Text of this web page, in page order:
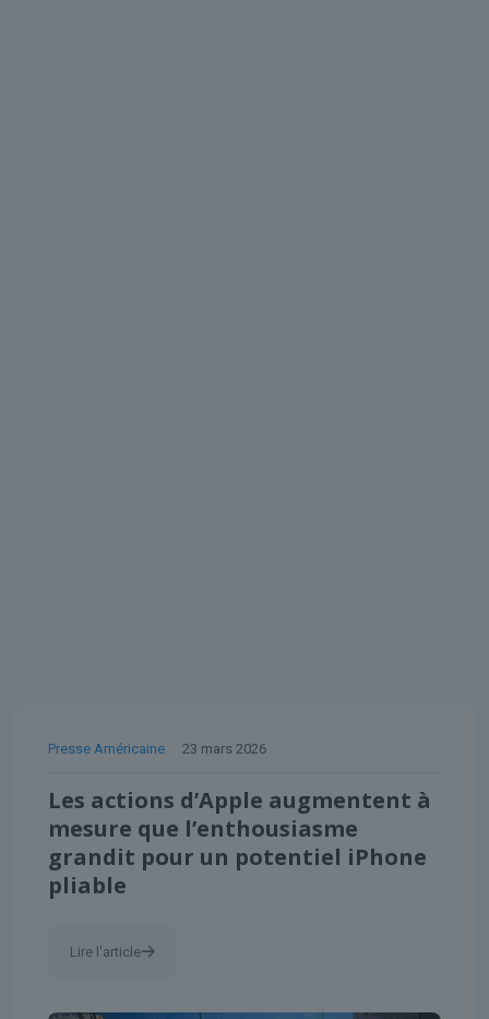
Presse Américaine 23 mars 2026
Les actions d’Apple augmentent à
mesure que l’enthousiasme
grandit pour un potentiel iPhone
pliable
Lire l'article